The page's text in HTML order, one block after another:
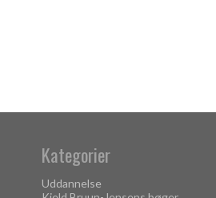
Kategorier
Uddannelse